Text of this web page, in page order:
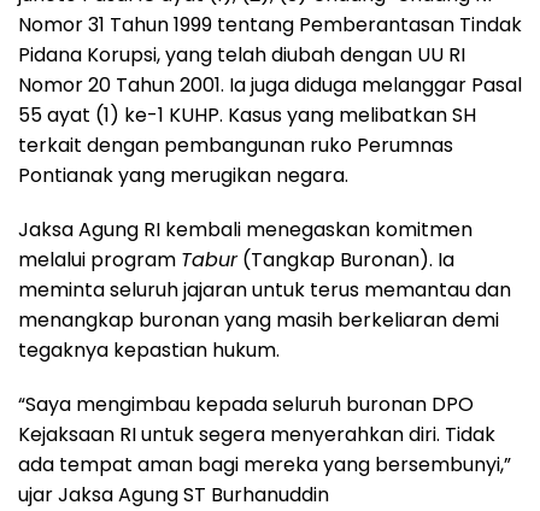
Nomor 31 Tahun 1999 tentang Pemberantasan Tindak
Pidana Korupsi, yang telah diubah dengan UU RI
Nomor 20 Tahun 2001. Ia juga diduga melanggar Pasal
55 ayat (1) ke-1 KUHP. Kasus yang melibatkan SH
terkait dengan pembangunan ruko Perumnas
Pontianak yang merugikan negara.
Jaksa Agung RI kembali menegaskan komitmen
melalui program Tabur(Tangkap Buronan). Ia
meminta seluruh jajaran untuk terus memantau dan
menangkap buronan yang masih berkeliaran demi
tegaknya kepastian hukum.
“Saya mengimbau kepada seluruh buronan DPO
Kejaksaan RI untuk segera menyerahkan diri. Tidak
ada tempat aman bagi mereka yang bersembunyi,”
ujar Jaksa Agung ST Burhanuddin